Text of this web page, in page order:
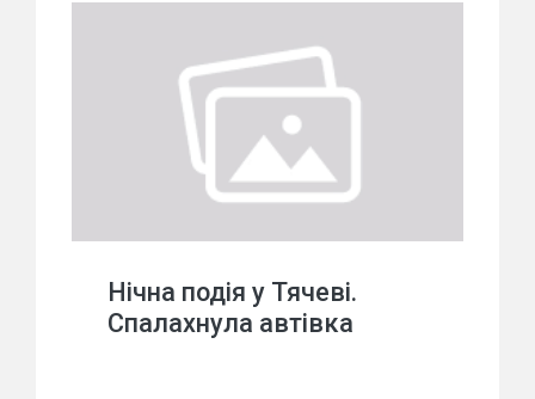
Нічна подія у Тячеві.
Спалахнула автівка